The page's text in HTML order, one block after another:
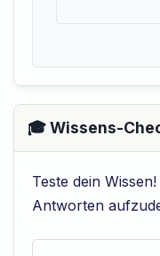
🎓 Wissens-
Teste dein
Antworten